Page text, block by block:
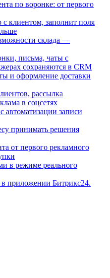
по воронке: от первого
с клиентом, заполнит поля
склада —
письма, чаты с
сохраняются в CRM
и оформление доставки
рассылка
в соцсетях
автоматизации записи
принимать решения
от первого рекламного
в режиме реального
приложении Битрикс24.